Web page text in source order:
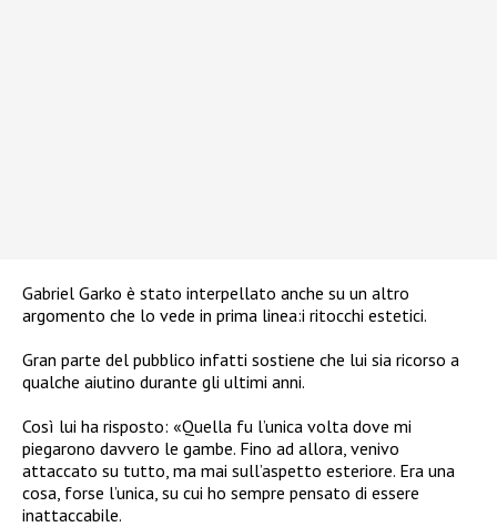
Gabriel Garko è stato interpellato anche su un altro
argomento che lo vede in prima linea:i ritocchi estetici.
Gran parte del pubblico infatti sostiene che lui sia ricorso a
qualche aiutino durante gli ultimi anni.
Così lui ha risposto: «Quella fu l’unica volta dove mi
piegarono davvero le gambe. Fino ad allora, venivo
attaccato su tutto, ma mai sull’aspetto esteriore. Era una
cosa, forse l’unica, su cui ho sempre pensato di essere
inattaccabile.